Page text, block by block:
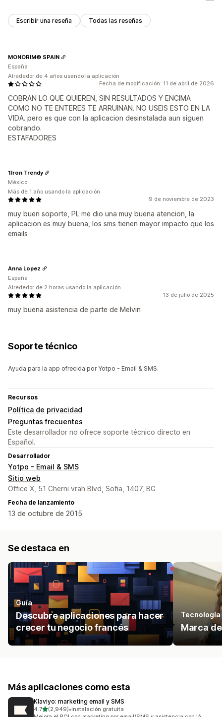
Escribir una reseña Todas las reseñas
Fecha de modificación: 11 de abril de 2026
COBRAN LO QUE QUIEREN, SIN RESULTADOS Y ENCIMA
COMO NO TE ENTERES TE ARRUINAN. NO USEIS ESTO EN LA
VIDA. pero es que con la aplicacion desinstalada aun siguen
cobrando.
ESTAFADORES
MONORIM© SPAIN
España
Alrededor de 4 años usando la aplicación
9 de noviembre de 2023
muy buen soporte, PL me dio una muy buena atencion, la
aplicacion es muy buena, los sms tienen mayor impacto que los
emails
1Iron Trendy
México
Más de 1 año usando la aplicación
13 de julio de 2025
muy buena asistencia de parte de Melvin
Anna Lopez
España
Alrededor de 2 horas usando la aplicación
Soporte técnico
Ayuda para la app ofrecida por Yotpo - Email & SMS.
Recursos
Política de privacidad
Preguntas frecuentes
Este desarrollador no ofrece soporte técnico directo en
Español.
Desarrollador
Yotpo - Email & SMS
Sitio web
Office X, 51 Cherni vrah Blvd, Sofia, 1407, BG
Fecha de lanzamiento
13 de octubre de 2015
Se destaca en
Guía
Descubre aplicaciones para hacer
crecer tu negocio francés
Tecnología
Marca
Más aplicaciones como esta
Klaviyo: marketing email y SMS
4.7de 5 estrellas
(2,949)
2949 reseñas en total
•Instalación gratuita